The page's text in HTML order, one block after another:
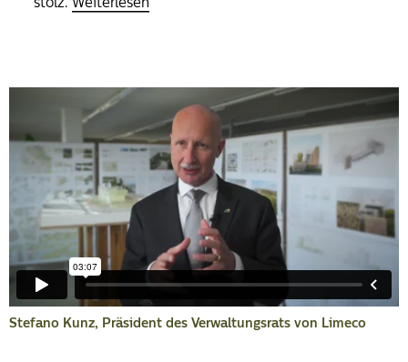
Stefano Kunz, Präsident des Verwaltungsrats von Limeco